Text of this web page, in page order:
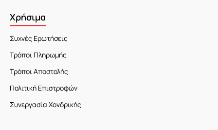
Χρήσιμα
Συχνές Ερωτήσεις
Τρόποι Πληρωμής
Τρόποι Αποστολής
Πολιτική Επιστροφών
Συνεργασία Χονδρικής